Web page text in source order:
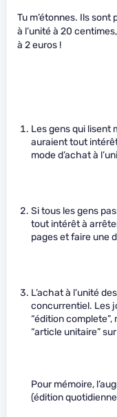
Tu m’étonnes. Ils
à l’unité à 20
à 2 euros !
Les gens qui lisent
auraient tout
mode d’achat à
Si tous les gens
tout intérêt à
pages et faire une
L’achat à l’unité
concurrentiel. Les
“édition
“article unitaire”
Pour mémoire,
(édition